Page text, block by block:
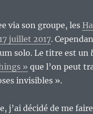
via son groupe, les
juillet 2017.
solo. Le titre est un
» que l’on peut
invisibles ».
j’ai décidé de me